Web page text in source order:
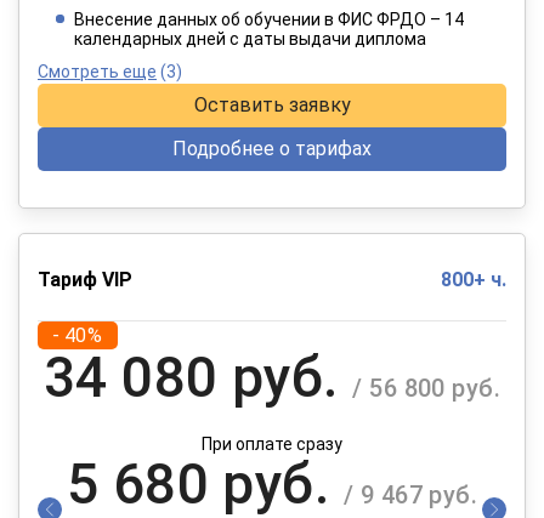
При оплате в рассрочку на 12 месяцев
Внесение данных об обучении в ФИС ФРДО – 14
календарных дней с даты выдачи диплома
Смотреть еще (3)
Оставить заявку
Подробнее о тарифах
Тариф VIP 800+ ч.
- 40%
34 080 руб. / 56 800 руб.
При оплате сразу
5 680 руб. / 9 467 руб.